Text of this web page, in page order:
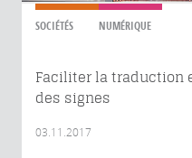
SOCIÉTÉS NUMÉRIQUE
Faciliter la traduction
des signes
03.11.2017